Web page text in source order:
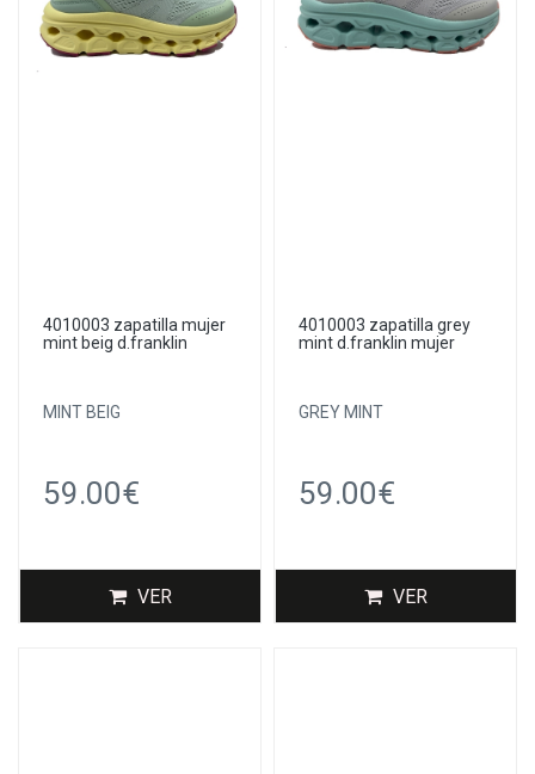
4010003 zapatilla mujer
mint beig d.franklin
MINT BEIG
59.00€
VER
4010003 zapatilla grey
mint d.franklin mujer
GREY MINT
59.00€
VER